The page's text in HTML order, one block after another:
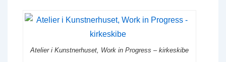
Atelier i Kunstnerhuset, Work in Progress – kirkeskibe